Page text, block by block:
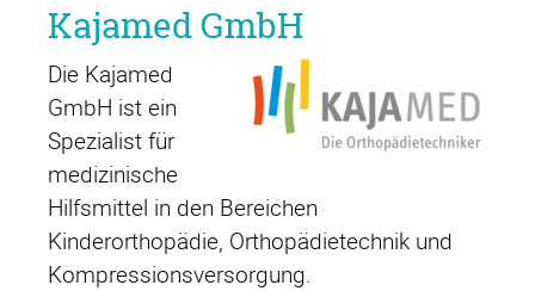
Kajamed GmbH
Die Kajamed
GmbH ist ein
Spezialist für
medizinische
Hilfsmittel in den Bereichen
Kinderorthopädie, Orthopädietechnik und
Kompressionsversorgung.